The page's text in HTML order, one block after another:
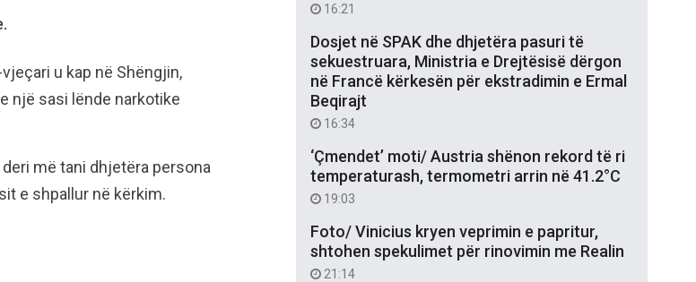
u kap në Shëngjin,
një sasi lënde narkotike
më tani dhjetëra persona
e shpallur në kërkim.
16:21
Dosjet në SPAK dhe dhjetëra pasuri të
sekuestruara, Ministria e Drejtësisë dërgon
në Francë kërkesën për ekstradimin e Ermal
Beqirajt
16:34
‘Çmendet’ moti/ Austria shënon rekord të ri
temperaturash, termometri arrin në 41.2°C
19:03
Foto/ Vinicius kryen veprimin e papritur,
shtohen spekulimet për rinovimin me Realin
21:14